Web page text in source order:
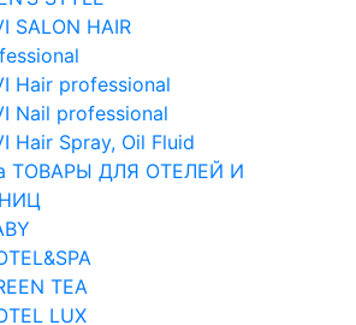
SALON HAIR
Hair professional
Nail professional
Hair Spray, Oil Fluid
ТОВАРЫ ДЛЯ ОТЕЛЕЙ И
TEA
LUX